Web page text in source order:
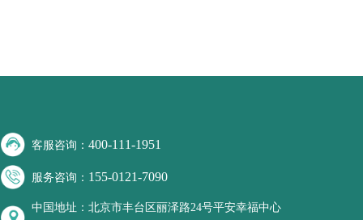
客服咨询：400-111-1951
服务咨询： 155-0121-7090
中国地址：北京市丰台区丽泽路24号平安幸福中心